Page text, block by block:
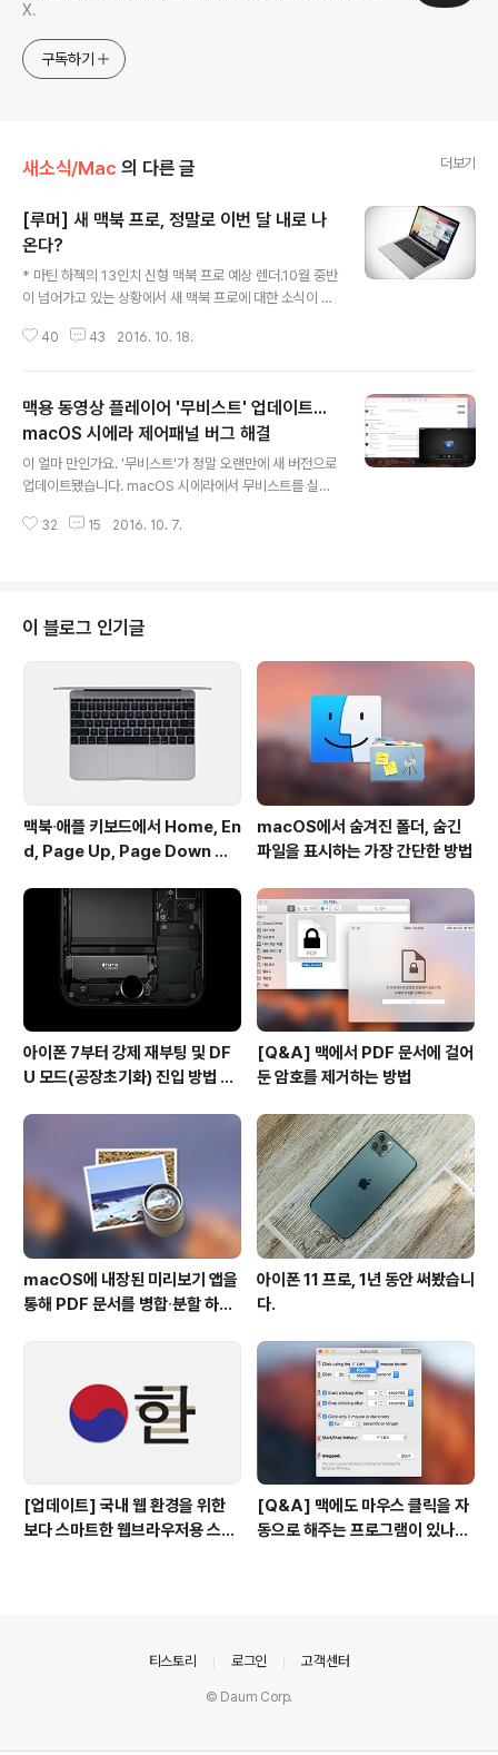
X.
구독하기
새소식/Mac 의 다른 글 더보기
[루머] 새 맥북 프로, 정말로 이번 달 내로 나
온다?
* 마틴 하젝의 13인치 신형 맥북 프로 예상 렌더.10월 중반
이 넘어가고 있는 상황에서 새 맥북 프로에 대한 소식이 아
도 좋은 소식은, 정말로 10월 내로 나온다는 이야기가 또
로와 에어가 나올 것이라는 소식인데요. 발표는 다음주에
이뤄지고 판매도 10월말에 이루어진다는 것입니다. 이번
주 내로 애플에서 이벤트 공지가 나오지 않는다면, 웹사이
트 업데이트 형식으로 제품을 선보일 가능성도 있습니다.
는데요, 11인치 모델은 단종되고 13인치에만 집중한다고
40 43 2016. 10. 18.
맥용 동영상 플레이어 '무비스트' 업데이트...
macOS 시에라 제어패널 버그 해결
이 얼마 만인가요. '무비스트'가 정말 오랜만에 새 버전으로
업데이트됐습니다. macOS 시에라에서 무비스트를 실행
있었는데요. 새 버전에서 깔끔히 해결됐다고 합니다. 아래
니다. 무비스트 1.4.1 수정 사항 ∙ macOS 10.12에서 실행
시 제어패널이 표시되는 문제 수정 ∙ macOS 10.9 이상만
지원 2.0 소식도 궁금하실텐데요. 입이 열개라도 할 말이
없네요. 변명은 하지 않겠습니다. 다만, 반드시 나온다는 말
씀은 꼭 드리고 싶습니다. 지금까지 한 게 아까워서라도 꼭
32 15 2016. 10. 7.
이 블로그 인기글
맥북∙애플 키보드에서 Home, En
d, Page Up, Page Down 키
macOS에서 숨겨진 폴더, 숨긴
파일을 표시하는 가장 간단한 방법
아이폰 7부터 강제 재부팅 및 DF
U 모드(공장초기화) 진입 방법 변
[Q&A] 맥에서 PDF 문서에 걸어
둔 암호를 제거하는 방법
macOS에 내장된 미리보기 앱을
통해 PDF 문서를 병합∙분할 하는
아이폰 11 프로, 1년 동안 써봤습니
다.
[업데이트] 국내 웹 환경을 위한
보다 스마트한 웹브라우저용 스타
[Q&A] 맥에도 마우스 클릭을 자
동으로 해주는 프로그램이 있나
티스토리 로그인 고객센터
© Daum Corp.